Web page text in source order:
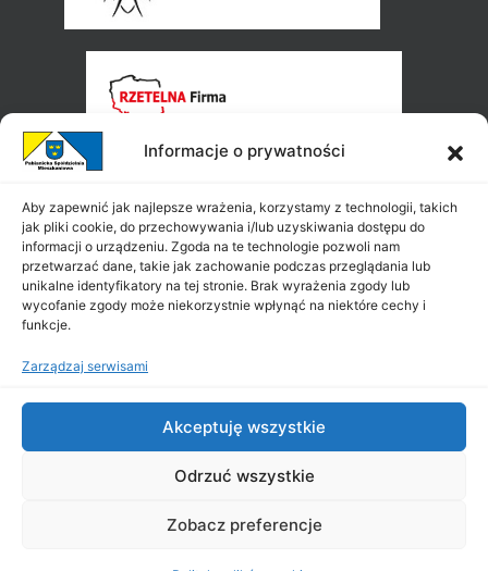
Informacje o prywatności
Aby zapewnić jak najlepsze wrażenia, korzystamy z technologii, takich
jak pliki cookie, do przechowywania i/lub uzyskiwania dostępu do
informacji o urządzeniu. Zgoda na te technologie pozwoli nam
przetwarzać dane, takie jak zachowanie podczas przeglądania lub
unikalne identyfikatory na tej stronie. Brak wyrażenia zgody lub
wycofanie zgody może niekorzystnie wpłynąć na niektóre cechy i
funkcje.
Zarządzaj serwisami
Akceptuję wszystkie
Odrzuć wszystkie
Zobacz preferencje
2026 |
All Rights Reserved